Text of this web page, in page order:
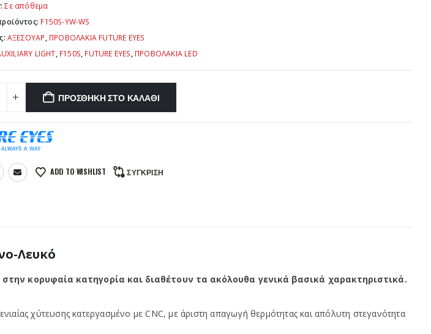
Σε απόθεμα
F150S-YW-WS
ΑΞΕΣΟΥΑΡ, ΠΡΟΒΟΛΑΚΙΑ FUTURE EYES
LIGHT, F150S, FUTURE EYES, ΠΡΟΒΟΛΑΚΙΑ LED
ΠΡΟΣΘΉΚΗ ΣΤΟ ΚΑΛΆΘΙ
ADD TO WISHLIST ΣΎΓΚΡΙΣΗ
Λευκό
κορυφαία κατηγορία και διαθέτουν τα ακόλουθα γενικά βασικά χαρακτηριστικά.
χύτευσης κατεργασμένο με CNC, με άριστη απαγωγή θερμότητας και απόλυτη στεγανότητα